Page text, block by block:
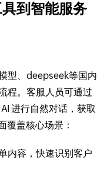
到智能服务
型、deepseek等国内
程。客服人员可通过
进行自然对话，获取
覆盖核心场景：
内容，快速识别客户